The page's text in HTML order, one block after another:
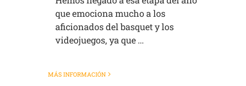
que emociona mucho a los
aficionados del basquet y los
videojuegos, ya que ...
MÁS INFORMACIÓN